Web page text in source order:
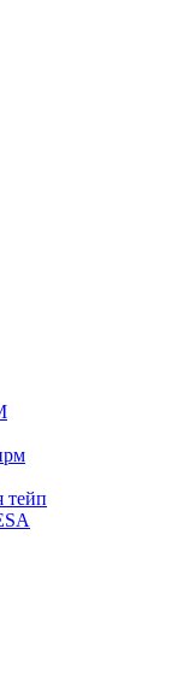
тейп